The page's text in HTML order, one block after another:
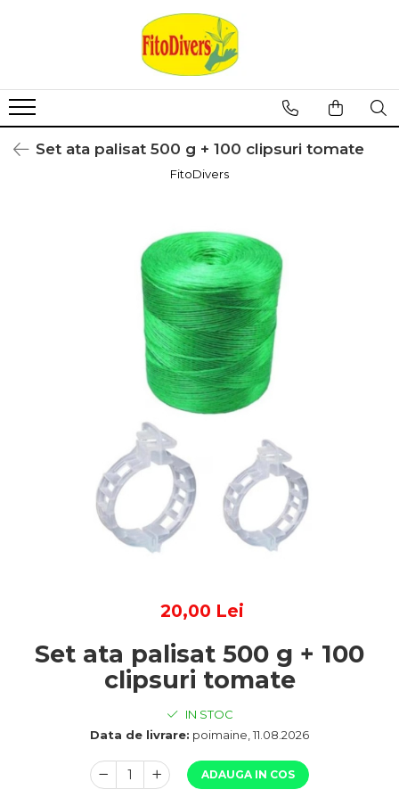
Set ata palisat 500 g + 100 clipsuri tomate
FitoDivers
20,00 Lei
Set ata palisat 500 g + 100
clipsuri tomate
IN STOC
Data de livrare: poimaine, 11.08.2026
ADAUGA IN COS